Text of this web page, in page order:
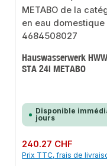
Hauswasserwerk
STA 24l METABO
Disponible
jours
Prix régulier :
240.27 CHF
Prix TTC, frais de